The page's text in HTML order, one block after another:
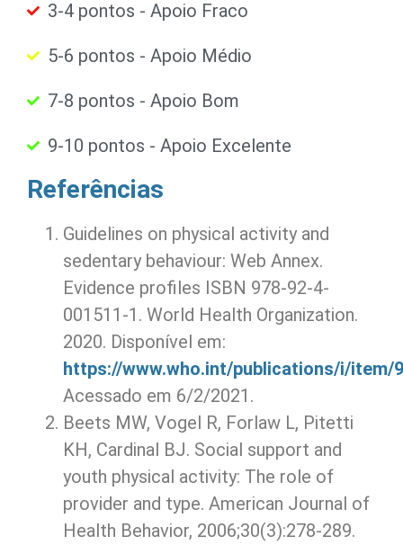
3-4 pontos - Apoio Fraco
5-6 pontos - Apoio Médio
7-8 pontos - Apoio Bom
9-10 pontos - Apoio Excelente
Referências
Guidelines on physical activity and
sedentary behaviour: Web Annex.
Evidence profiles ISBN 978-92-4-
001511-1. World Health Organization.
2020. Disponível em:
https://www.who.int/publications/i/item/
Acessado em 6/2/2021.
Beets MW, Vogel R, Forlaw L, Pitetti
KH, Cardinal BJ. Social support and
youth physical activity: The role of
provider and type. American Journal of
Health Behavior, 2006;30(3):278-289.